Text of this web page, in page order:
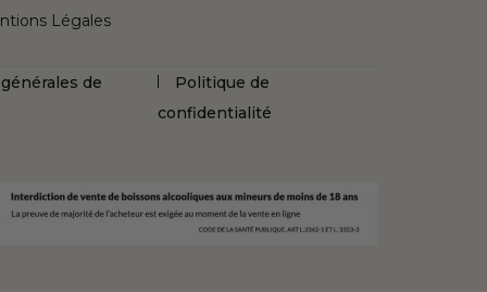
Légales
de
Politique de
confidentialité
avec les réglementations.